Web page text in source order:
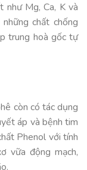
như Mg, Ca, K và
chất chống
trung hoà gốc tự
còn có tác dụng
áp và bệnh tim
Phenol với tính
vữa động mạch,